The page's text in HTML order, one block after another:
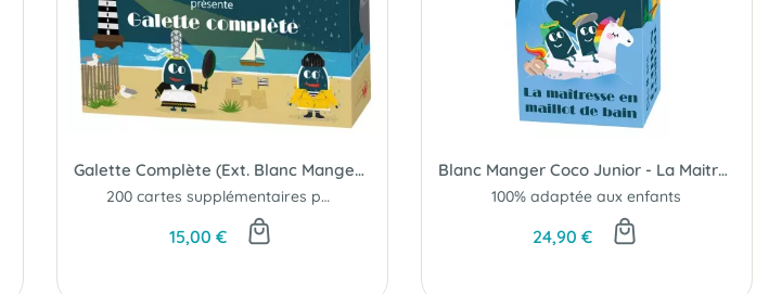
Galette Complète (Ext. Blanc Manger Coco)
200 cartes supplémentaires pour les Bretons
15,00 €
Blanc Manger Coco Junior - La Maitresse en Maillot de Bain
100% adaptée aux enfants
24,90 €